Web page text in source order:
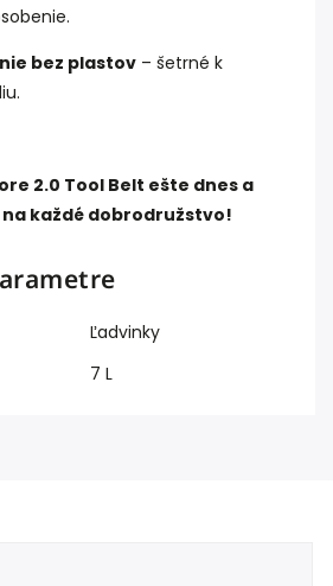
bez plastov – šetrné k
2.0 Tool Belt ešte dnes a
každé dobrodružstvo!
Ľadvinky
7 L